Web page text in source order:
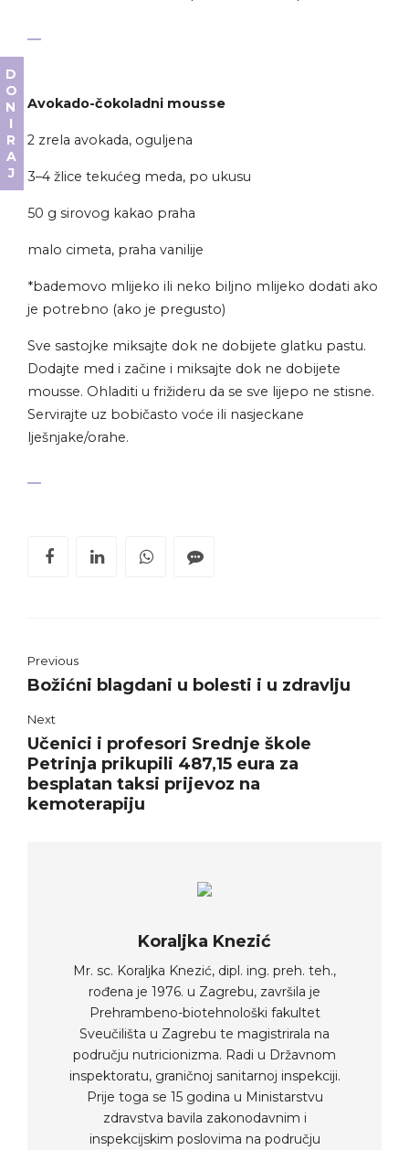
Avokado-čokoladni mousse
2 zrela avokada, oguljena
3–4 žlice tekućeg meda, po ukusu
50 g sirovog kakao praha
malo cimeta, praha vanilije
*bademovo mlijeko ili neko biljno mlijeko dodati ako
je potrebno (ako je pregusto)
Sve sastojke miksajte dok ne dobijete glatku pastu.
Dodajte med i začine i miksajte dok ne dobijete
mousse. Ohladiti u frižideru da se sve lijepo ne stisne.
Servirajte uz bobičasto voće ili nasjeckane
lješnjake/orahe.
Previous
Božićni blagdani u bolesti i u zdravlju
Next
Učenici i profesori Srednje škole
Petrinja prikupili 487,15 eura za
besplatan taksi prijevoz na
kemoterapiju
Koraljka Knezić
Mr. sc. Koraljka Knezić, dipl. ing. preh. teh.,
rođena je 1976. u Zagrebu, završila je
Prehrambeno-biotehnološki fakultet
Sveučilišta u Zagrebu te magistrirala na
području nutricionizma. Radi u Državnom
inspektoratu, graničnoj sanitarnoj inspekciji.
Prije toga se 15 godina u Ministarstvu
zdravstva bavila zakonodavnim i
inspekcijskim poslovima na području
DONIRAJ